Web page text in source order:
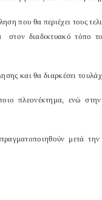
που θα περιέχει τους
στον διαδικτυακό τόπο
και θα διαρκέσει
πλεονέκτημα, ενώ
μετά